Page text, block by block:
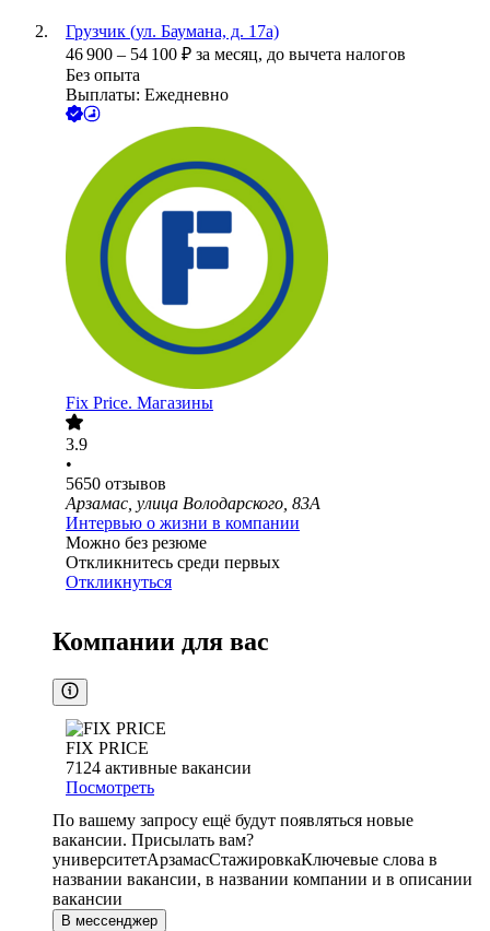
Грузчик (ул. Баумана, д. 17а)
46 900 – 54 100 ₽ за месяц, до вычета налогов
Без опыта
Выплаты: Ежедневно
Fix Price. Магазины
3.9
•
5650 отзывов
Арзамас, улица Володарского, 83А
Интервью о жизни в компании
Можно без резюме
Откликнитесь среди первых
Откликнуться
Компании для вас
FIX PRICE
7124 активные вакансии
Посмотреть
По вашему запросу ещё будут появляться новые
вакансии. Присылать вам?
университетАрзамасСтажировкаКлючевые слова в
названии вакансии, в названии компании и в описании
вакансии
В мессенджер